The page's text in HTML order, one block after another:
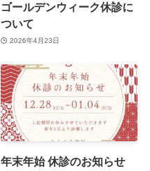
ゴールデンウィーク休診に
ついて
2026年4月23日
年末年始 休診のお知らせ